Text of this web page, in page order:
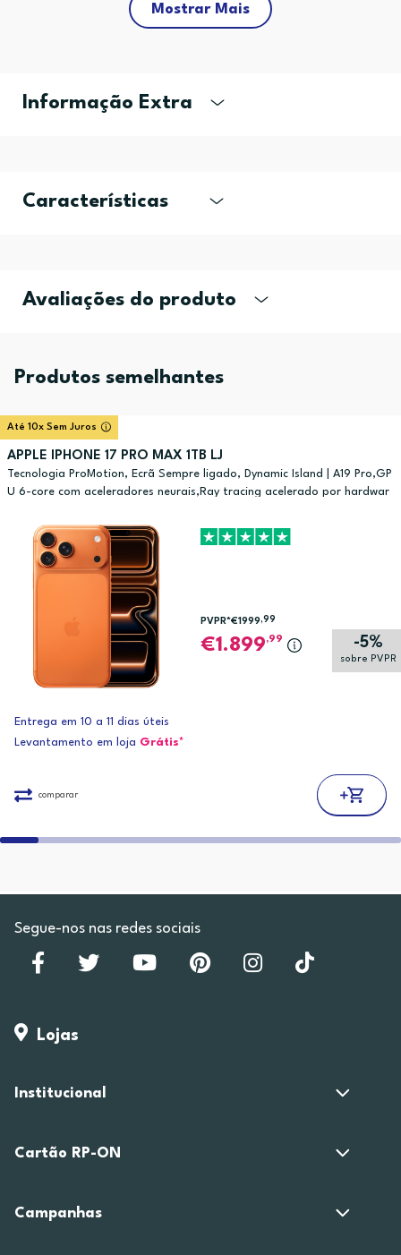
Mostrar Mais
Informação Extra
Características
Avaliações do produto
Produtos semelhantes
Até 10x Sem Juros
APPLE IPHONE 17 PRO MAX 1TB LJ
Tecnologia ProMotion, Ecrã Sempre ligado, Dynamic Island | A19 Pro,GP
U 6-core com aceleradores neurais,Ray tracing acelerado por hardwar
-5%
sobre PVPR
PVPR*€1999,99
1.899,99
Entrega em 10 a 11 dias úteis
Levantamento em loja Grátis*
comparar
Segue-nos nas redes sociais
Lojas
Institucional
Cartão RP-ON
Campanhas